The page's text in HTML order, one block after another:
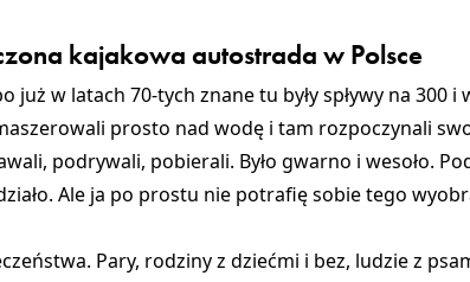
kajakowa autostrada w Polsce
już w latach 70-tych znane tu były spływy na 300 i
prosto nad wodę i tam rozpoczynali
podrywali, pobierali. Było gwarno i wesoło.
Ale ja po prostu nie potrafię sobie tego
. Pary, rodziny z dziećmi i bez, ludzie z